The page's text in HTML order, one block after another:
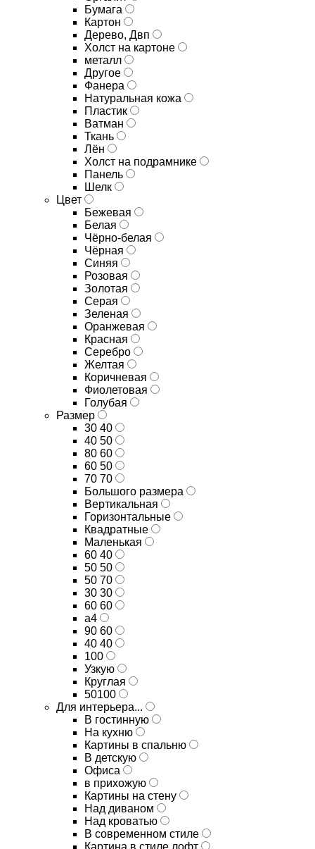
Бумага
Картон
Дерево, Двп
Холст на картоне
металл
Другое
Фанера
Натуральная кожа
Пластик
Ватман
Ткань
Лён
Холст на подрамнике
Панель
Шелк
Цвет
Бежевая
Белая
Чёрно-белая
Чёрная
Синяя
Розовая
Золотая
Серая
Зеленая
Оранжевая
Красная
Серебро
Желтая
Коричневая
Фиолетовая
Голубая
Размер
30 40
40 50
80 60
60 50
70 70
Большого размера
Вертикальная
Горизонтальные
Квадратные
Маленькая
60 40
50 50
50 70
30 30
60 60
а4
90 60
40 40
100
Узкую
Круглая
50100
Для интерьера...
В гостинную
На кухню
Картины в спальню
В детскую
Офиса
в прихожую
Картины на стену
Над диваном
Над кроватью
В современном стиле
Картина в стиле лофт